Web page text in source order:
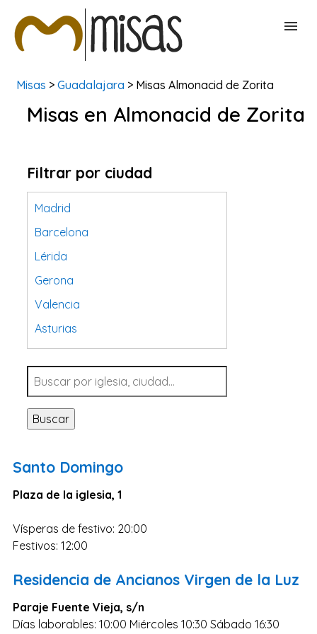
BUSCAR MISAS
Misas > Guadalajara > Misas Almonacid de Zorita
Misas en Almonacid de Zorita
Filtrar por ciudad
Madrid
Barcelona
Lérida
Gerona
Valencia
Asturias
Tarragona
Navarra
Valladolid
Sevilla
Santa Cruz de Tenerife
Cantabria
Islas Baleares
Las Palmas
Toledo
Buscar
Santo Domingo
Plaza de la iglesia, 1
Vísperas de festivo: 20:00
Festivos: 12:00
Residencia de Ancianos Virgen de la Luz
Paraje Fuente Vieja, s/n
Días laborables: 10:00 Miércoles 10:30 Sábado 16:30